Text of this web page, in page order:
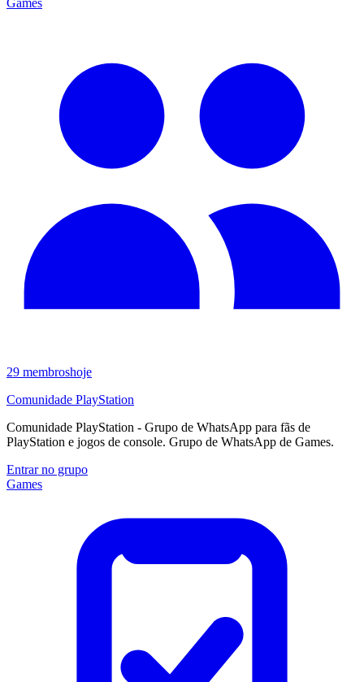
29 membroshoje
Comunidade PlayStation
Comunidade PlayStation - Grupo de WhatsApp para fãs de
PlayStation e jogos de console. Grupo de WhatsApp de Games.
Entrar no grupo
Games